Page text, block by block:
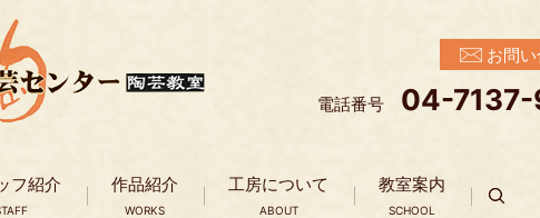
お問
電話番号 04-
フ紹介 作品紹介
WORKS
工房について
ABOUT
教室案内
SCHOOL
search